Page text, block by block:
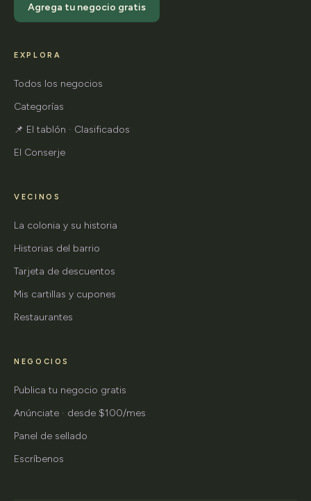
Agrega tu negocio gratis
EXPLORA
Todos los negocios
Categorías
📌 El tablón · Clasificados
El Conserje
VECINOS
La colonia y su historia
Historias del barrio
Tarjeta de descuentos
Mis cartillas y cupones
Restaurantes
NEGOCIOS
Publica tu negocio gratis
Anúnciate · desde $100/mes
Panel de sellado
Escríbenos